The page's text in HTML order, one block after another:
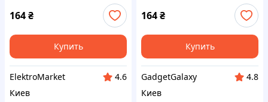
164₴
Купить
ElektroMarket
4.6
Киев
164₴
Купить
GadgetGalaxy
4.8
Киев